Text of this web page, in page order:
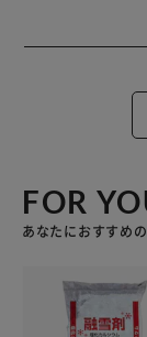
FOR
あなたにおすすめ